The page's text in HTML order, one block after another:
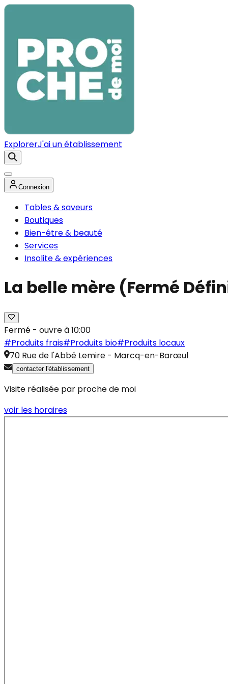
ExplorerJ'ai un établissement
Connexion
Tables & saveurs
Boutiques
Bien-être & beauté
Services
Insolite & expériences
La belle mère (Fermé
Fermé - ouvre à 10:00
#Produits frais#Produits bio#Produits locaux
70 Rue de l'Abbé Lemire - Marcq-en-Barœul
contacter l'établissement
Visite réalisée par proche de moi
voir les horaires